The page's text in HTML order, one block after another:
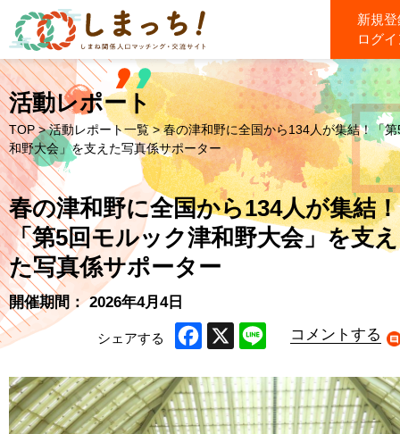
新規
ログ
活動レポート
TOP >活動レポート一覧> 春の津和野に全国から134人が集結！「
和野大会」を支えた写真係サポーター
春の津和野に全国から134人が集結！
「第5回モルック津和野大会」を支え
た写真係サポーター
開催期間： 2026年4月4日
シェアする
コメントする